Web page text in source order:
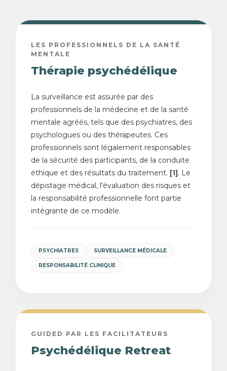
LES PROFESSIONNELS DE LA SANTÉ
MENTALE
Thérapie psychédélique
La surveillance est assurée par des
professionnels de la médecine et de la santé
mentale agréés, tels que des psychiatres, des
psychologues ou des thérapeutes. Ces
professionnels sont légalement responsables
de la sécurité des participants, de la conduite
éthique et des résultats du traitement. [1]. Le
dépistage médical, l'évaluation des risques et
la responsabilité professionnelle font partie
intégrante de ce modèle.
PSYCHIATRES SURVEILLANCE MÉDICALE
RESPONSABILITÉ CLINIQUE
GUIDED PAR LES FACILITATEURS
Psychédélique Retreat